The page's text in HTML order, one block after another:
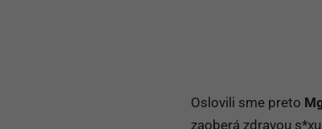
Oslovili sme preto
zaoberá zdravou